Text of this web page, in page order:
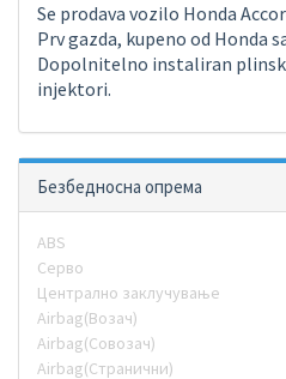
Se prodava vozilo Honda
Prv gazda, kupeno od Honda
Dopolnitelno instaliran
injektori.
Безбедносна опрема
ABS
Серво
Централно заклучување
Airbag(Возач)
Airbag(Совозач)
Airbag(Странични)